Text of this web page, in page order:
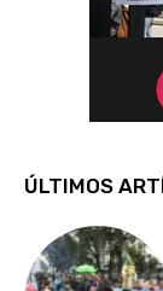
ÚLTIMOS